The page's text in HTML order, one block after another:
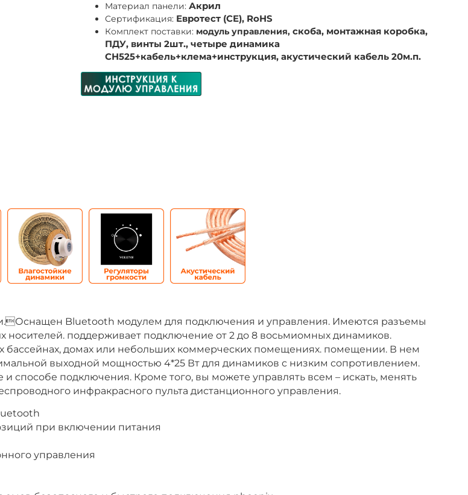
Материал панели: Акрил
Сертификация: Евротест (СЕ), RoHS
Комплект поставки: модуль управления, скоба, монтажная коробка,
ПДУ, винты 2шт., четыре динамика
СН525+кабель+клема+инструкция, акустический кабель 20м.п.
Bluetooth модулем для подключения и управления. Имеются разъемы
носителей. поддерживает подключение от 2 до 8 восьмиомных динамиков.
бассейнах, домах или небольших коммерческих помещениях. помещении. В нем
выходной мощностью 4*25 Вт для динамиков с низким сопротивлением.
подключения. Кроме того, вы можете управлять всем – искать, менять
инфракрасного пульта дистанционного управления.
при включении питания
управления